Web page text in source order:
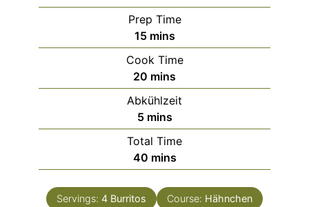
Prep Time
15minutes
mins
Cook Time
20 minutes
mins
Abkühlzeit
5minutes
mins
Total Time
40minutes
mins
Servings: 4 Burritos Course: Hähnchen